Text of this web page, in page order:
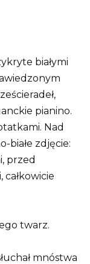
białymi
pianino.
Nad
białe zdjęcie:
przed
twarz.
mnóstwa